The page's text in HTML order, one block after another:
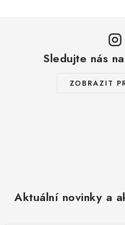
Sledujte nás
ZOBRAZIT
Aktuální novinky a